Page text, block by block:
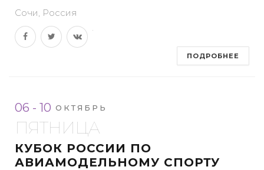
Сочи, Россия
ПОДРОБНЕЕ
06 - 10 ОКТЯБРЬ
ПЯТНИЦА
КУБОК РОССИИ ПО
АВИАМОДЕЛЬНОМУ СПОРТУ